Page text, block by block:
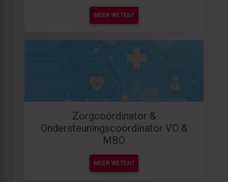
MEER WETEN?
Zorgcoördinator &
Ondersteuningscoördinator VO &
MBO
MEER WETEN?